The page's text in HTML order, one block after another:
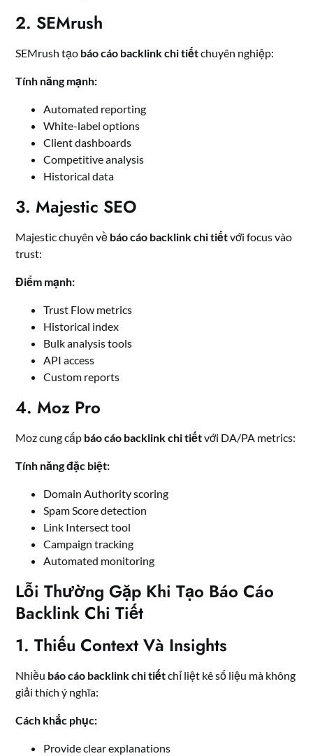
2. SEMrush
SEMrush tạo báo cáo backlink chi tiếtchuyên nghiệp:
Tính năng mạnh:
Automated reporting
White-label options
Client dashboards
Competitive analysis
Historical data
3. Majestic SEO
Majestic chuyên về báo cáo backlink chi tiếtvới focus vào
trust:
Điểm mạnh:
Trust Flow metrics
Historical index
Bulk analysis tools
API access
Custom reports
4. Moz Pro
Moz cung cấp báo cáo backlink chi tiếtvới DA/PA metrics:
Tính năng đặc biệt:
Domain Authority scoring
Spam Score detection
Link Intersect tool
Campaign tracking
Automated monitoring
Lỗi Thường Gặp Khi Tạo Báo Cáo
Backlink Chi Tiết
1. Thiếu Context Và Insights
Nhiều báo cáo backlink chi tiếtchỉ liệt kê số liệu mà không
giải thích ý nghĩa:
Cách khắc phục:
Provide clear explanations